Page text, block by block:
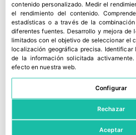
El MAPA firma dos convenios para
Almería
contenido personalizado. Medir el
el rendimiento del contenido.
estadísticas o a través de la
diferentes fuentes. Desarrollo y mejora de
limitados con el objetivo de seleccionar el
localización geográfica precisa. Identificar
de la información solicitada activamente.
efecto en nuestra web.
Configurar
Rechazar
Aceptar